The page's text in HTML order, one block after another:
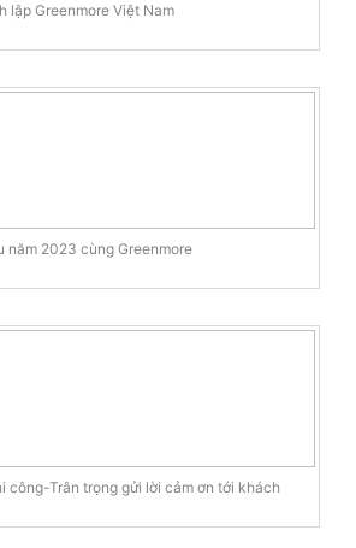
lập Greenmore Việt Nam
năm 2023 cùng Greenmore
công-Trân trọng gửi lời cảm ơn tới khách